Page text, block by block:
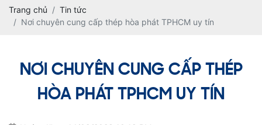
Trang chủ
Tin tức
Nơi chuyên cung cấp thép hòa phát TPHCM uy tín
NƠI CHUYÊN CUNG CẤP THÉP
HÒA PHÁT TPHCM UY TÍN